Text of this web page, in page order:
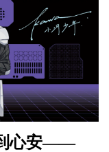
心安——